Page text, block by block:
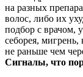
на разных
волос, либо их
подбор с врачом,
себорея,
не раньше чем
Сигналы, что